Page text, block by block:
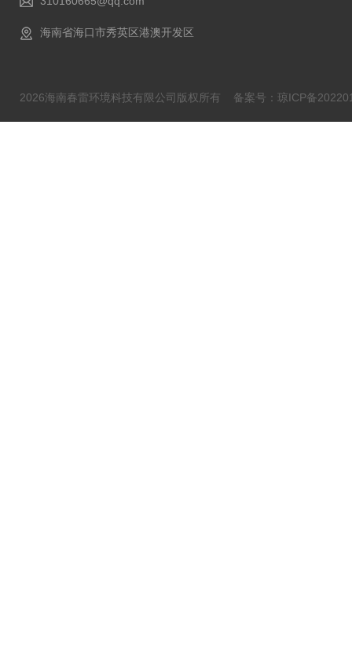
海南省海口市秀英区港澳开发区
2026海南春雷环境科技有限公司版权所有 备案号：琼ICP备